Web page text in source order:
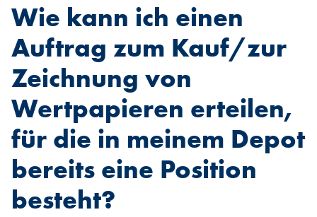
Wie kann ich einen
Auftrag zum Kauf/zur
Zeichnung von
Wertpapieren erteilen,
für die in meinem Depot
bereits eine Position
besteht?